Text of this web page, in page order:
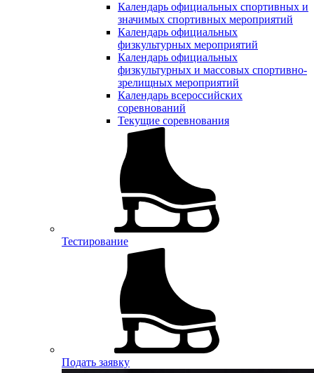
Календарь официальных спортивных и
значимых спортивных мероприятий
Календарь официальных
физкультурных мероприятий
Календарь официальных
физкультурных и массовых спортивно-
зрелищных мероприятий
Календарь всероссийских
соревнований
Текущие соревнования
Тестирование
Подать заявку